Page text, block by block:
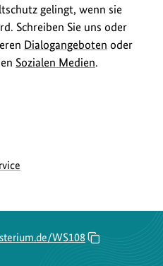
gelingt, wenn sie
Schreiben Sie uns oder
Dialogangeboten oder
Sozialen Medien.
WS108